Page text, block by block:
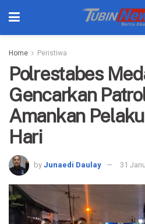
Home Peristiwa
Polrestabes
Gencarkan
Amankan
Hari
by Junaedi Daulay 31